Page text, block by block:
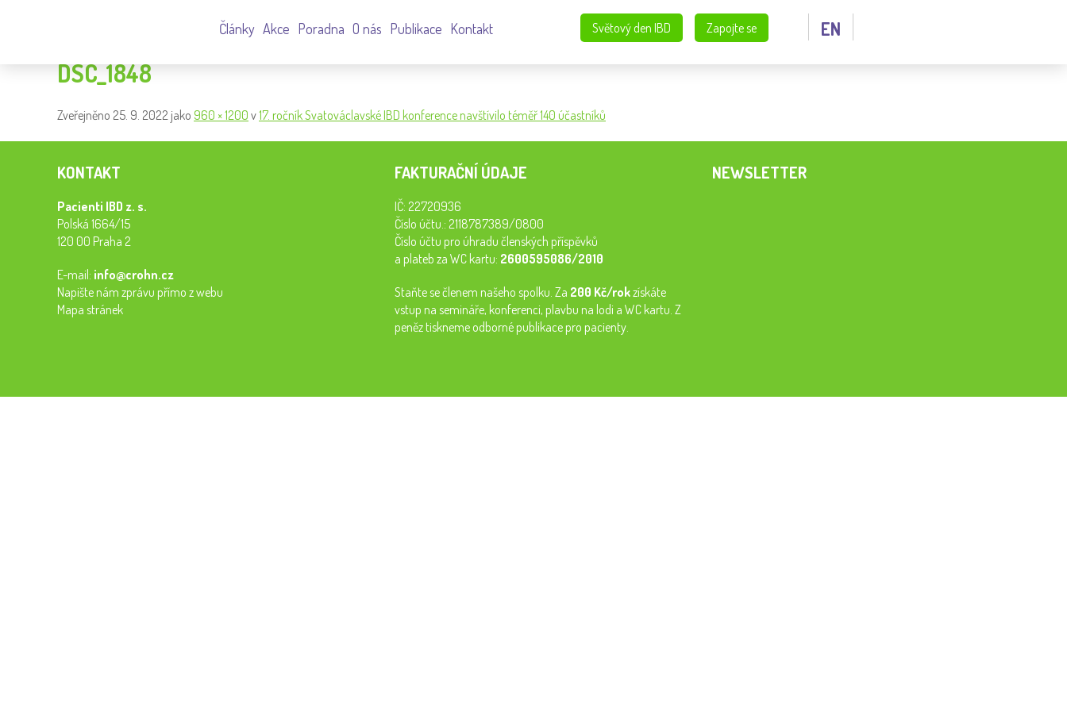
EN
Zapojte se
Světový den IBD
Články Akce Poradna O nás Publikace Kontakt
DSC_1848
Zveřejněno 25. 9. 2022 jako 960 × 1200 v17. ročník Svatováclavské IBD konference navštívilo téměř 140 účastníků
KONTAKT
Pacienti IBD z. s.
Polská 1664/15
120 00 Praha 2
E-mail: info@crohn.cz
Napište nám zprávu přímo z webu
Mapa stránek
FAKTURAČNÍ ÚDAJE
IČ: 22720936
Číslo účtu.: 2118787389/0800
Číslo účtu pro úhradu členských příspěvků
a plateb za WC kartu: 2600595086/2010
Staňte se členem našeho spolku. Za 200 Kč/rokzískáte
vstup na semináře, konferenci, plavbu na lodi a WC kartu. Z
peněz tiskneme odborné publikace pro pacienty.
NEWSLETTER